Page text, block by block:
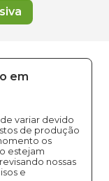
em
variar devido
de produção
os
estejam
nossas
e